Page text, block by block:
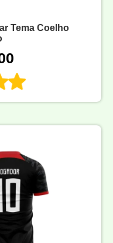
Tema Coelho